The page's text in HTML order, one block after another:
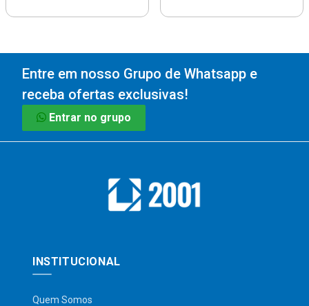
Entre em nosso Grupo de Whatsapp e
receba ofertas exclusivas!
Entrar no grupo
INSTITUCIONAL
Quem Somos